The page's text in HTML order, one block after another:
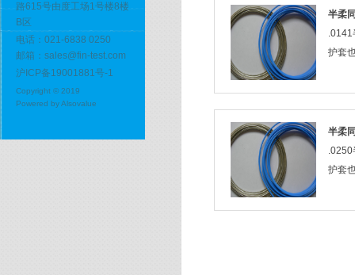
路615号由度工场1号楼8楼
B区
电话：021-6838 0250
邮箱：sales@fin-test.com
沪ICP备19001881号-1
Copyright © 2019
Powered byAlsovalue
半柔
.0141
护套
半柔
.0250
护套